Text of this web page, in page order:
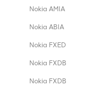
Nokia AMIA
Nokia ABIA
Nokia FXED
Nokia FXDB
Nokia FXDB